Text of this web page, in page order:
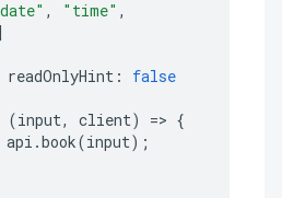
, "time" ,
readOnlyHint :
false
(input, client) => {
api .book(input);